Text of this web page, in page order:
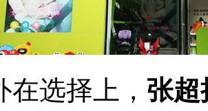
选择上， 张